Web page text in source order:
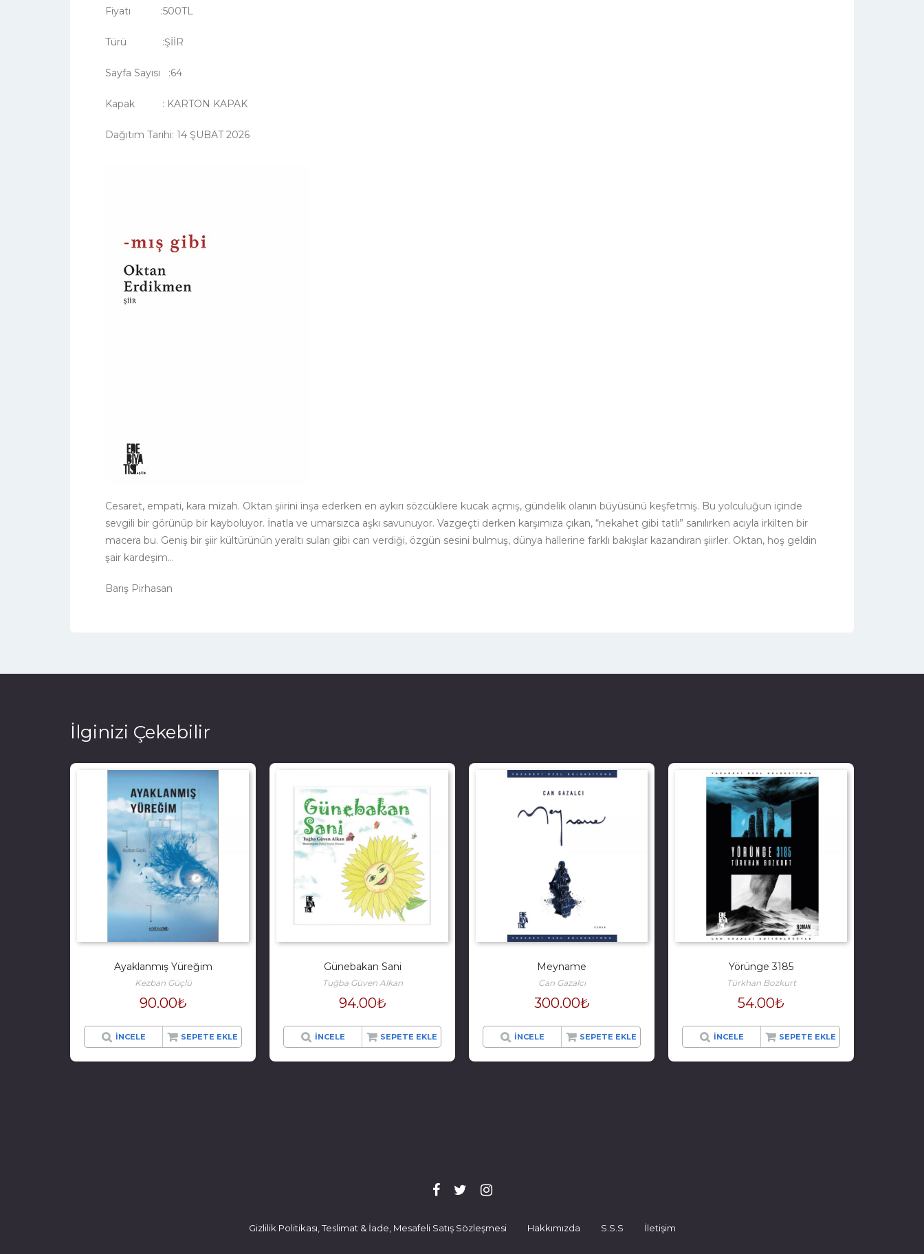
Fiyatı :500TL
Türü :ŞİİR
Sayfa Sayısı :64
Kapak : KARTON KAPAK
Dağıtım Tarihi: 14 ŞUBAT 2026
Cesaret, empati, kara mizah. Oktan şiirini inşa ederken en aykırı sözcüklere kucak açmış, gündelik olanın büyüsünü keşfetmiş. Bu yolculuğun içinde
sevgili bir görünüp bir kayboluyor. İnatla ve umarsızca aşkı savunuyor. Vazgeçti derken karşımıza çıkan, “nekahet gibi tatlı” sanılırken acıyla irkilten bir
macera bu. Geniş bir şiir kültürünün yeraltı suları gibi can verdiği, özgün sesini bulmuş, dünya hallerine farklı bakışlar kazandıran şiirler. Oktan, hoş geldin
şair kardeşim…
Barış Pirhasan
İlginizi Çekebilir
Ayaklanmış Yüreğim
Kezban Güçlü
90.00₺
İNCELE SEPETE EKLE
Günebakan Sani
Tuğba Güven Alkan
94.00₺
İNCELE SEPETE EKLE
Meyname
Can Gazalcı
300.00₺
İNCELE SEPETE EKLE
Yörünge 3185
Türkhan Bozkurt
54.00₺
İNCELE SEPETE EKLE
Gizlilik Politikası, Teslimat & İade, Mesafeli Satış Sözleşmesi Hakkımızda S.S.S İletişim